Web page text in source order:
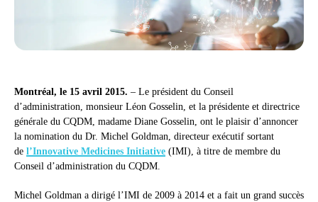
Montréal, le 15 avril 2015. – Le président du Conseil
d’administration, monsieur Léon Gosselin, et la présidente et directrice
générale du CQDM, madame Diane Gosselin, ont le plaisir d’annoncer
la nomination du Dr. Michel Goldman, directeur exécutif sortant
de l’Innovative Medicines Initiative (IMI), à titre de membre du
Conseil d’administration du CQDM.
Michel Goldman a dirigé l’IMI de 2009 à 2014 et a fait un grand succès